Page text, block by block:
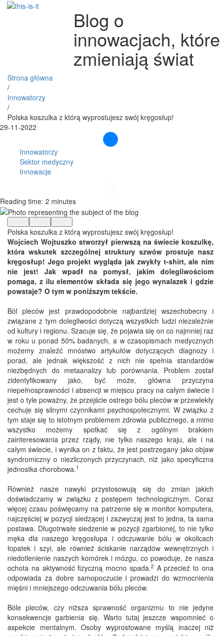
Blog o
innowacjach, które
zmieniają świat
Strona główna
/
Innowatorzy
/
Polska koszulka z którą wyprostujesz swój kręgosłup!
29-11-2022
Innowatorzy
Sektor medyczny
Innowacje
Reading time: 2 minutes
Polska koszulka z którą wyprostujesz swój kręgosłup!
Wojciech Wojtuszko stworzył pierwszą na świecie koszulkę,
która wskutek szczególnej struktury szwów prostuje nasz
kręgosłup! Jego projekt wygląda jak zwykły t-shirt, ale nim
nie jest! Jak wpadł na pomysł, jakim dolegliwościom
pomaga, z ilu elementów składa się jego wynalazek i gdzie
powstaje? O tym w poniższym tekście.
Ból pleców jest prawdopodobnie najbardziej wszechobecny i
związane z tym dolegliwości dotyczą wszystkich ludzi niezależnie
od kultury i regionu. Szacuje się, że pojawia się on co najmniej raz
w roku u ponad 50% badanych, a w czasopismach medycznych
możemy znaleźć mnóstwo artykułów dotyczących diagnozy i
porad, ale jednak większość z nich nie spełnia standardów
niezbędnych do metaanalizy lub porównania. Problem został
zidentyfikowany jako, być może, główna przyczyna
niepełnosprawności i absencji w miejscu pracy na całym świecie i
jest o tyle poważny, że przejście ostrego bólu pleców w przewlekły
cechuje się silnymi czynnikami psychospołecznymi. W związku z
tym staje się to istotnym problemem zdrowia publicznego, a mimo
wszystko możemy spotkać się z ogólnym brakiem
zainteresowania przez rządy, nie tylko naszego kraju, ale i na
całym świecie, i wynika on z faktu, że jest postrzegany jako objaw
syndromiczny o niezliczonych przyczynach, niż jako specyficzna
jednostka chorobowa.1
Również nasze nawyki przystosowują się do zmian jakich
doświadczamy w związku z postępem technologicznym. Coraz
więcej czasu poświęcamy na patrzenie się w monitor komputera,
najczęściej w pozycji siedzącej i zazwyczaj jest to jedna, ta sama
postawa. Długotrwałe siedzenie w pozycji zgarbionej, to nie tylko
męka dla naszego kręgosłupa i odczuwanie bólu w okolicach
łopatek i szyi, ale również ściskanie narządów wewnętrznych i
niedotlenienie naszych komórek i mózgu, co powoduje, że nasza
ochota na aktywność fizyczną mocno spada.2A przecież to ona
odpowiada za dobre samopoczucie i prowadzi do wzmocnienia
mięśni i mniejszego odczuwania bólu pleców.
Bóle pleców, czy niższa sprawność organizmu to nie jedyne
konsekwencje garbienia się. Warto tutaj jeszcze wspomnieć o
aspekcie mentalnym. Osoby wyprostowane myślą inaczej niż